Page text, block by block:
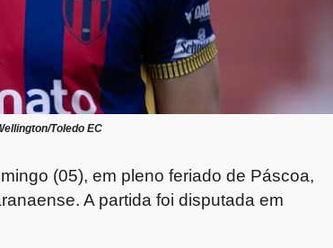
Toledo EC
(05), em pleno feriado de Páscoa,
A partida foi disputada em